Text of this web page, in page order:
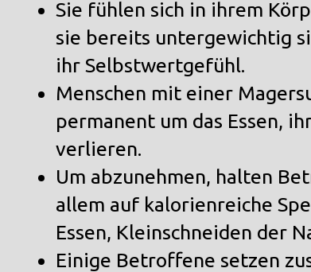
Sie fühlen sich in ihrem
sie bereits untergewichtig
ihr Selbstwertgefühl.
Menschen mit einer
permanent um das Essen,
verlieren.
Um abzunehmen, halten
allem auf kalorienreiche
Essen, Kleinschneiden der
Einige Betroffene setzen